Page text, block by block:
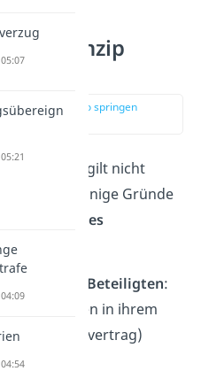
zur Stelle im Video springen
(02:46)
gilt nicht
nämlich einige Gründe
des
der Beteiligten:
können in ihrem
B. im Kaufvertrag)
dass das